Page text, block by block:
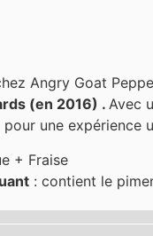
Angry Goat
(en 2016) . Avec
pour une expérience
+ Fraise
: contient le